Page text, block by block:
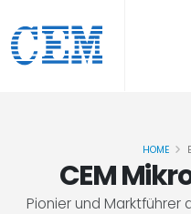
CEM
Pionier und Marktführer
HOME